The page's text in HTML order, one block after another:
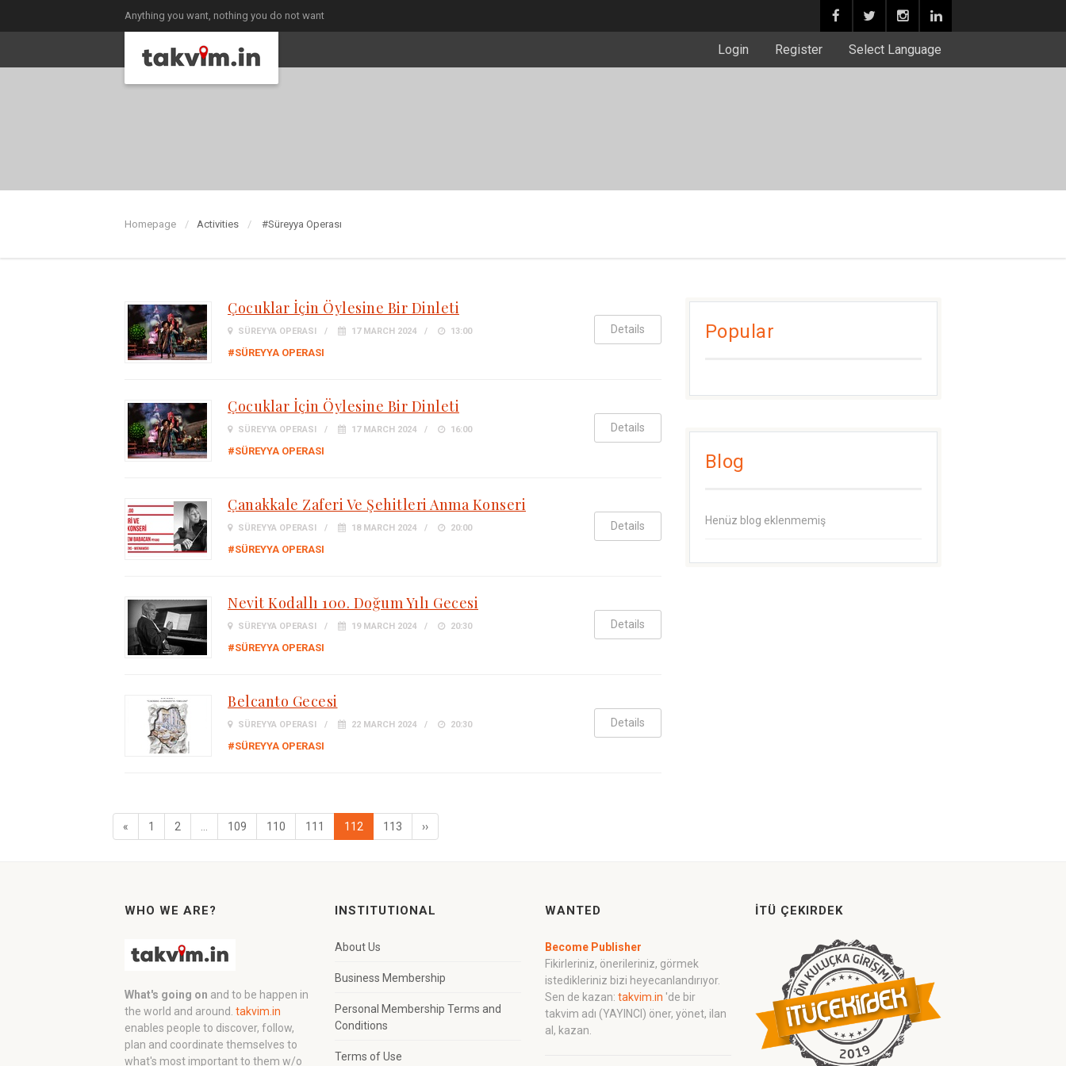
Anything you want, nothing you do not want
Login Register Select Language
Homepage Activities #Süreyya Operası
Details
Çocuklar İçin Öylesine Bir Dinleti
SÜREYYA OPERASI 17 MARCH 2024 13:00
#SÜREYYA OPERASI
Details
Çocuklar İçin Öylesine Bir Dinleti
SÜREYYA OPERASI 17 MARCH 2024 16:00
#SÜREYYA OPERASI
Details
Çanakkale Zaferi Ve Şehitleri Anma Konseri
SÜREYYA OPERASI 18 MARCH 2024 20:00
#SÜREYYA OPERASI
Details
Nevit Kodallı 100. Doğum Yılı Gecesi
SÜREYYA OPERASI 19 MARCH 2024 20:30
#SÜREYYA OPERASI
Details
Belcanto Gecesi
SÜREYYA OPERASI 22 MARCH 2024 20:30
#SÜREYYA OPERASI
« 1 2 109 110 111 112 113 ››
Popular
Blog
Henüz blog eklenmemiş
WHO WE ARE?
What's going on and to be happen in
the world and around. takvim.in
enables people to discover, follow,
plan and coordinate themselves to
what's most important to them w/o
INSTITUTIONAL
About Us
Business Membership
Personal Membership Terms and
Conditions
Terms of Use
WANTED
Become Publisher
Fikirleriniz, önerileriniz, görmek
istedikleriniz bizi heyecanlandırıyor.
Sen de kazan: takvim.in 'de bir
takvim adı (YAYINCI) öner, yönet, ilan
al, kazan.
İTÜ ÇEKIRDEK